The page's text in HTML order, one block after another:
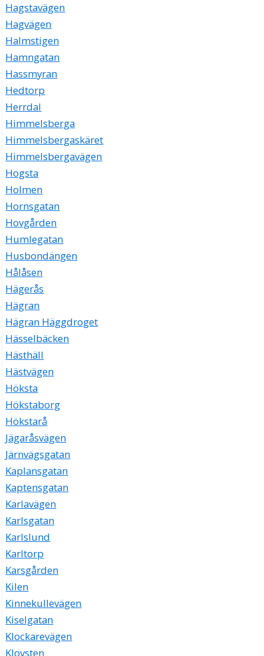
Hagstavägen
Hagvägen
Halmstigen
Hamngatan
Hassmyran
Hedtorp
Herrdal
Himmelsberga
Himmelsbergaskäret
Himmelsbergavägen
Hogsta
Holmen
Hornsgatan
Hovgården
Humlegatan
Husbondängen
Hålåsen
Hägerås
Hägran
Hägran Häggdroget
Hässelbäcken
Hästhäll
Hästvägen
Höksta
Hökstaborg
Hökstarå
Jägaråsvägen
Järnvägsgatan
Kaplansgatan
Kaptensgatan
Karlavägen
Karlsgatan
Karlslund
Karltorp
Karsgården
Kilen
Kinnekullevägen
Kiselgatan
Klockarevägen
Klovsten